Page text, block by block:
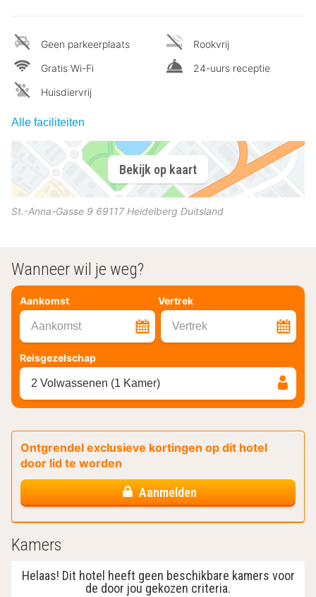
Geen parkeerplaats
Gratis Wi-Fi
Huisdiervrij
Rookvrij
24-uurs receptie
Alle faciliteiten
Bekijk op kaart
St.-Anna-Gasse 9 69117 Heidelberg Duitsland
Wanneer wil je weg?
Aankomst Vertrek
Aankomst Vertrek
Reisgezelschap
2 Volwassenen (1 Kamer)
Ontgrendel exclusieve kortingen op dit hotel
door lid te worden
Aanmelden
Kamers
Helaas! Dit hotel heeft geen beschikbare kamers voor
de door jou gekozen criteria.